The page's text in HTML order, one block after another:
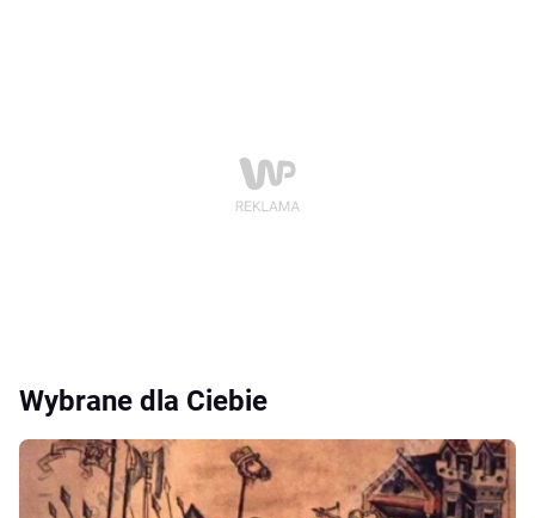
Wybrane dla Ciebie